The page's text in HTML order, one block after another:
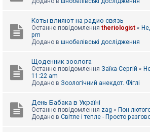
Коты влияют на радио связь
Останнє повідомлення theriologist «
pm
Додано в шнобелівські дослідження
Щоденник зоолога
Останнє повідомлення Заїка Сергій «
11:22 am
Додано в Зоологічний анекдот. Фіглі
День Бабака в Україні
Останнє повідомлення zag « Пон
Додано в Світле і тепле - Просто